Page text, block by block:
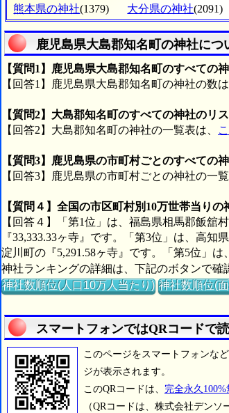
熊本県の神社(1379) 大分県の神社(2091)
鹿児島県大島郡知名町の神社につ
【質問1】鹿児島県大島郡知名町のすべての
【回答1】鹿児島県大島郡知名町の神社の数
【質問2】大島郡知名町のすべての神社のリ
【回答2】大島郡知名町の神社の一覧表は、
【質問3】鹿児島県の市町村ごとのすべての
【回答3】鹿児島県の市町村ごとの神社の一覧
【質問４】全国の市区町村別10万世帯当りの
【回答４】「第1位」は、福島県相馬郡飯舘
『33,333.33ヶ寺』です。「第3位」は、高
淀川町の『5,291.58ヶ寺』です。「第5位」
神社ランキングの詳細は、下記のボタンで確
神社数順位(人口10万人当たり) 神社数順位(
スマートフォンではQRコードで
このページをスマートフォンな
ジが表示されます。
このQRコードは、 完全永久
（QRコードは、株式会社デンソ